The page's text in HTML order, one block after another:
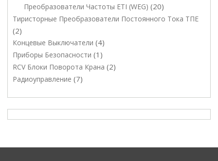
Преобразователи Частоты ETI (WEG) 20
Тиристорные Преобразователи Постоянного Тока ТПЕ
2
Концевые Выключатели 4
Приборы Безопасности 1
RCV Блоки Поворота Крана 2
Радиоуправление 7